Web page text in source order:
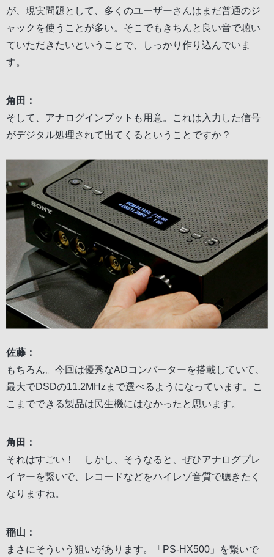
が、現実問題として、多くのユーザーさんはまだ普通のジ
ャックを使うことが多い。そこでもきちんと良い音で聴い
ていただきたいということで、しっかり作り込んでいま
す。
角田：
そして、アナログインプットも用意。これは入力した信号
がデジタル処理されて出てくるということですか？
佐藤：
もちろん。今回は優秀なADコンバーターを搭載していて、
最大でDSDの11.2MHzまで選べるようになっています。こ
こまでできる製品は民生機にはなかったと思います。
角田：
それはすごい！ しかし、そうなると、ぜひアナログプレ
イヤーを繋いで、レコードなどをハイレゾ音質で聴きたく
なりますね。
稲山：
まさにそういう狙いがあります。「PS-HX500」を繋いで